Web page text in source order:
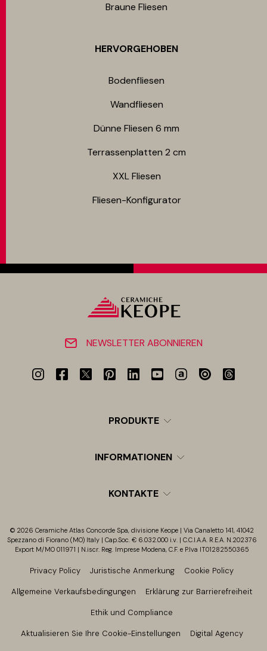
Braune Fliesen
HERVORGEHOBEN
Bodenfliesen​
Wandfliesen
Dünne Fliesen 6 mm​
Terrassenplatten 2 cm
XXL Fliesen
Fliesen-Konfigurator
NEWSLETTER ABONNIEREN
PRODUKTE
INFORMATIONEN
KONTAKTE
© 2026 Ceramiche Atlas Concorde Spa, divisione Keope | Via Canaletto 141, 41042
Spezzano di Fiorano (MO) Italy | Cap.Soc. € 6.032.000 i.v. | C.C.I.A.A. R.E.A. N.202376
Export M/MO 011971 | N.iscr. Reg. Imprese Modena, C.F. e P.Iva IT01282550365
Privacy Policy Juristische Anmerkung Cookie Policy
Allgemeine Verkaufsbedingungen Erklärung zur Barrierefreiheit
Ethik und Compliance
Aktualisieren Sie Ihre Cookie-Einstellungen Digital Agency